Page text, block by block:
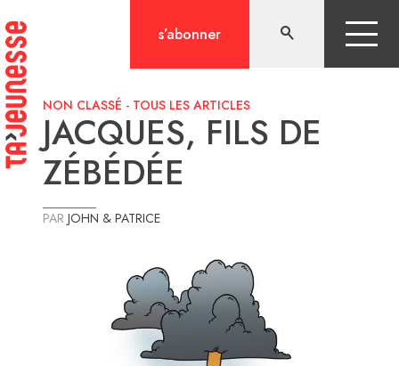
au
contenu
s’abonner
NON CLASSÉ - TOUS LES ARTICLES
JACQUES, FILS DE
ZÉBÉDÉE
PAR JOHN & PATRICE